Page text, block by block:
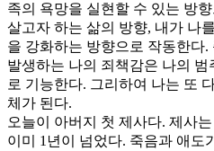
족의 욕망을 실현할 수 있는 방
살고자 하는 삶의 방향, 내가 나
을 강화하는 방향으로 작동한다.
발생하는 나의 죄책감은 나의
로 기능한다. 그리하여 나는 또
체가 된다.
오늘이 아버지 첫 제사다. 제사
이미 1년이 넘었다. 죽음과 애도